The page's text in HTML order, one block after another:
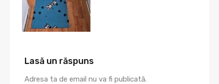
Lasă un răspuns
Adresa ta de email nu va fi publicată.